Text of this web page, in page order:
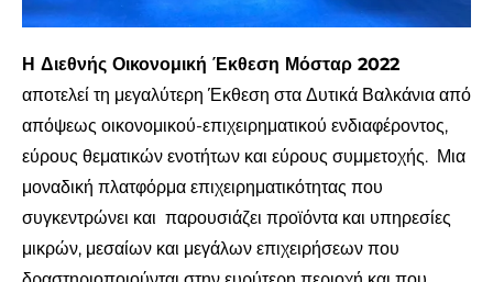
Η Διεθνής Οικονομική Έκθεση Μόσταρ 2022
αποτελεί τη μεγαλύτερη Έκθεση στα Δυτικά Βαλκάνια από
απόψεως οικονομικού-επιχειρηματικού ενδιαφέροντος,
εύρους θεματικών ενοτήτων και εύρους συμμετοχής. Μια
μοναδική πλατφόρμα επιχειρηματικότητας που
συγκεντρώνει και παρουσιάζει προϊόντα και υπηρεσίες
μικρών, μεσαίων και μεγάλων επιχειρήσεων που